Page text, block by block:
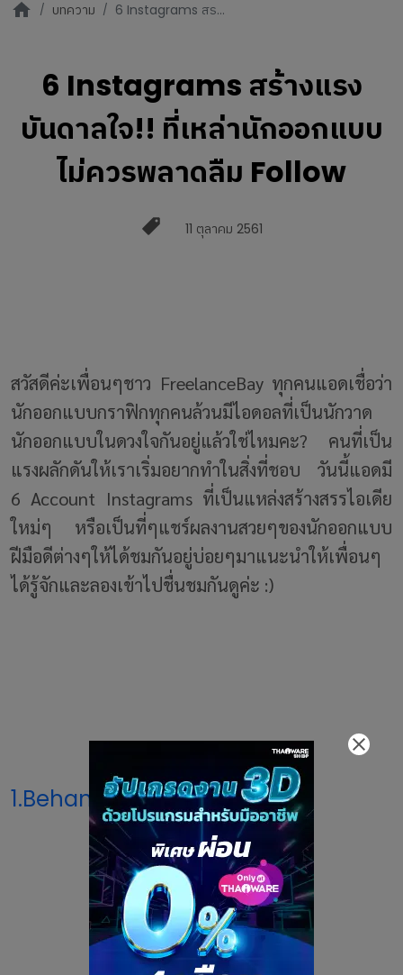
บทความ 6 Instagrams สร...
6 Instagrams สร้างแรง
บันดาลใจ!! ที่เหล่านักออกแบบ
ไม่ควรพลาดลืม Follow
11 ตุลาคม 2561
สวัสดีค่ะเพื่อนๆชาว FreelanceBay ทุกคนแอดเชื่อว่า
นักออกแบบกราฟิกทุกคนล้วนมีไอดอลที่เป็นนักวาด
นักออกแบบในดวงใจกันอยู่แล้วใช่ไหมคะ? คนที่เป็น
แรงผลักดันให้เราเริ่มอยากทำในสิ่งที่ชอบ วันนี้แอดมี
6 Account Instagrams ที่เป็นแหล่งสร้างสรรไอเดีย
ใหม่ๆ หรือเป็นที่ๆแชร์ผลงานสวยๆของนักออกแบบ
ฝีมือดีต่างๆให้ได้ชมกันอยู่บ่อยๆมาแนะนำให้เพื่อนๆ
ได้รู้จักและลองเข้าไปชื่นชมกันดูค่ะ :)
1.Behance